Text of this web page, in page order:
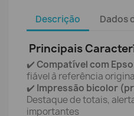
Descrição Dados
Principais
✔️Compatível com
fiável à referência
✔️ Impressão bicolor
Destaque de totais,
importantes